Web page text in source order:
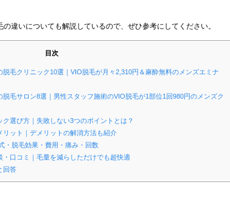
違いについても解説しているので、ぜひ参考にしてください。
目次
毛クリニック10選｜VIO脱毛が月々2,310円＆麻酔無料のメンズエミナ
毛サロン8選｜男性スタッフ施術のVIO脱毛が1部位1回980円のメンズク
選び方｜失敗しない3つのポイントとは？
ット｜デメリットの解消方法も紹介
・脱毛効果・費用・痛み・回数
口コミ｜毛量を減らしただけでも超快適
回答